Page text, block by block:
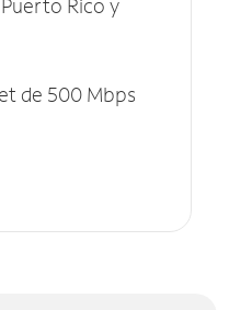
Rico y
de 500 Mbps